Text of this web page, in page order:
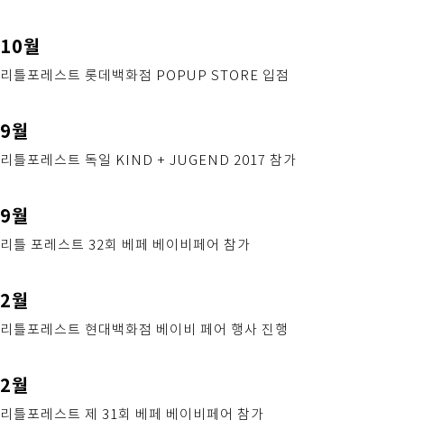
10월
리틀포레스트 롯데백화점 POPUP STORE 입점
9월
리틀포레스트 독일 KIND + JUGEND 2017 참가
9월
리틀 포레스트 32회 베페 베이비페어 참가
2월
리틀포레스트 현대백화점 베이비 페어 행사 진행
2월
리틀포레스트 제 31회 베페 베이비페어 참가